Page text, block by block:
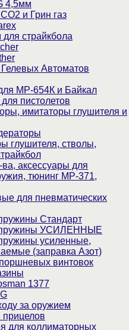
4,5мм
и Грин газ
страйкбола
Автоматов
МР-654К и Байкал
пистолетов
имитаторы глушителя и
глушителя, стволы,
аксессуары для
тюнинг МР-371,
для пневматических
Стандарт
пружины УСИЛЕННЫЕ
усиленные,
(заправка Азот)
винтовок
1377
за оружием
прицелов
для коллиматорных